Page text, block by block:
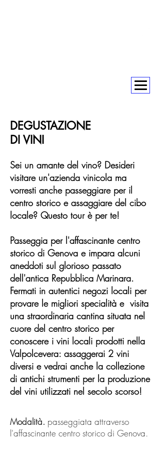
DEGUSTAZIONE
DI VINI
Sei un amante del vino? Desideri
visitare un'azienda vinicola ma
vorresti anche passeggiare per il
centro storico e assaggiare del cibo
locale? Questo tour è per te!
Passeggia per l'affascinante centro
storico di Genova e impara alcuni
aneddoti sul glorioso passato
dell'antica Repubblica Marinara.
Fermati in autentici negozi locali per
provare le migliori specialità e visita
una straordinaria cantina situata nel
cuore del centro storico per
conoscere i vini locali prodotti nella
Valpolcevera: assaggerai 2 vini
diversi e vedrai anche la collezione
di antichi strumenti per la produzione
del vini utilizzati nel secolo scorso!
Modalità. passeggiata attraverso
l'affascinante centro storico di Genova.